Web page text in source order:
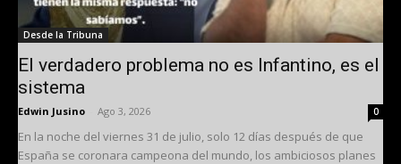
Desde la Tribuna
El verdadero problema no es Infantino, es el
sistema
Edwin Jusino Ago 3, 2026 0
En la noche del viernes 31 de julio, solo 12 días después de que
España se coronara campeona del mundo, los ambiciosos planes